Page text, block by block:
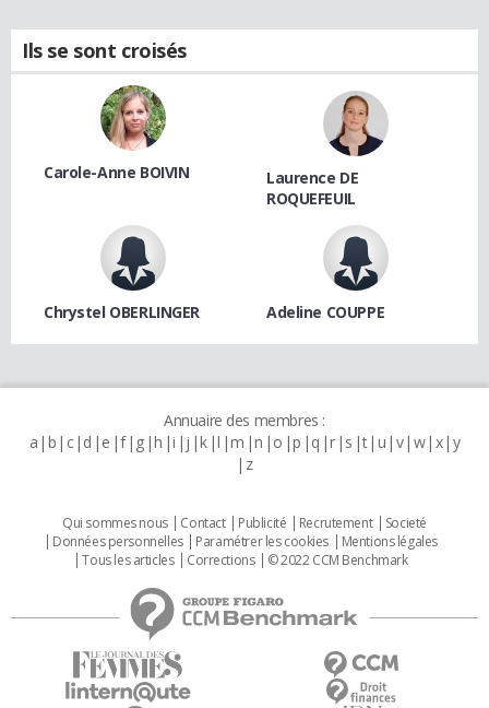
Ils se sont croisés
Carole-Anne BOIVIN
Laurence DE
ROQUEFEUIL
Chrystel OBERLINGER Adeline COUPPE
Annuaire des membres :
a b c d e f g h i j k l m n o p q r s t u v w x y
z
Qui sommes nous Contact Publicité Recrutement
Societé
Données personnelles
Paramétrer les cookies
Mentions légales
Tous les articles
Corrections © 2022 CCM Benchmark